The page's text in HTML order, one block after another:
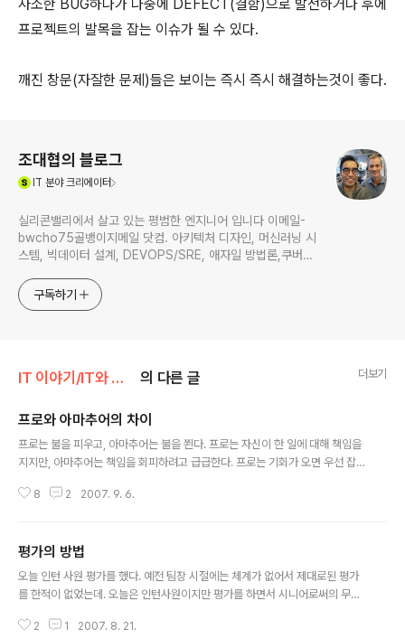
사소한 BUG하나가 나중에 DEFECT(결함)으로 발전하거나 후에
프로젝트의 발목을 잡는 이슈가 될 수 있다.
깨진 창문(자잘한 문제)들은 보이는 즉시 즉시 해결하는것이 좋다.
조대협의 블로그
IT 분야 크리에이터
실리콘밸리에서 살고 있는 평범한 엔지니어 입니다 이메일-
bwcho75골뱅이지메일 닷컴. 아키텍처 디자인, 머신러닝 시
스템, 빅데이터 설계, DEVOPS/SRE, 애자일 방법론,쿠버네
한 기술 멘토링과 강의 진행합니다. Linkedin :
https://www.linkedin.com/in/terrycho75/
구독하기
IT 이야기/IT와 사람 의 다른 글 더보기
프로와 아마추어의 차이
프로는 불을 피우고, 아마추어는 불을 쬔다. 프로는 자신이 한 일에 대해 책임을
지지만, 아마추어는 책임을 회피하려고 급급한다. 프로는 기회가 오면 우선 잡
건너지만, 아마추어는 두드리고도 안 건넌다. 프로는 자신의 일에 목숨을 걸지
루는 25시간이지만, 아마추어의 하루는 24시간뿐이다. 프로는 뚜렷한 목표가
있지만, 아마추어는 목표가 없다. 프로는 행동을 보여 주고, 아마추어는 말로 보
여준다. 프로는 너도 살고 나도 살자고 하지만, 아마추어는 너 죽고 나 죽자고 한
8 2 2007. 9. 6.
평가의 방법
오늘 인턴 사원 평가를 했다. 예전 팀장 시절에는 체계가 없어서 제대로된 평가
를 한적이 없었는데. 오늘은 인턴사원이지만 평가를 하면서 시니어로써의 무게
0%" 이야기 하라는 것이다. 맞는말인지, 의미는 잘 모르겠지만, 예전에 내가 평
2 1 2007. 8. 21.